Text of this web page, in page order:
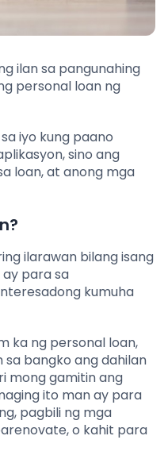
ilan sa pangunahing
personal loan ng
iyo kung paano
sino ang
loan, at anong mga
ilarawan bilang isang
para sa
kumuha
ka ng personal loan,
sa bangko ang dahilan
mong gamitin ang
ito man ay para
pagbili ng mga
o kahit para